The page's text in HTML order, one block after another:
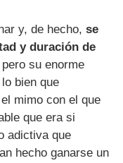
y, de hecho,se
y duración de
pero su enorme
bien que
mimo con el que
que era si
adictiva que
hecho ganarse un